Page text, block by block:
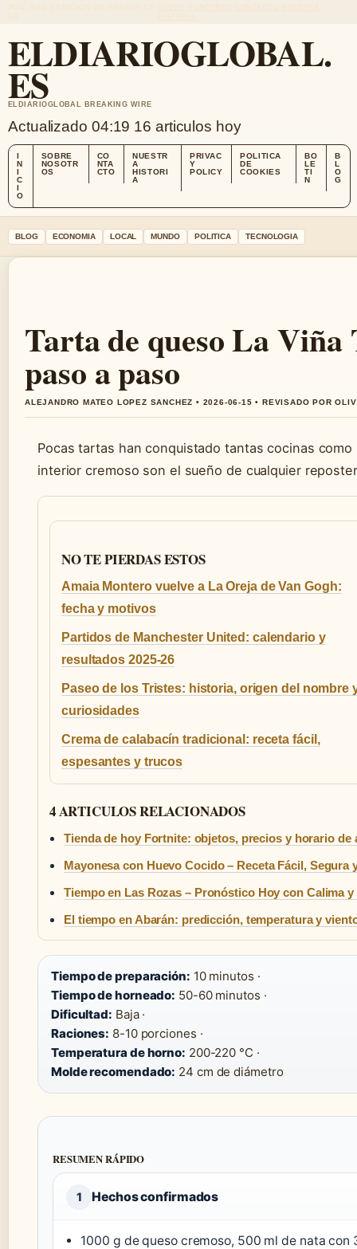
ELDIARIOGLOBAL.
ES
ELDIARIOGLOBAL BREAKING WIRE
Actualizado 04:19 16 articulos hoy
I
N
I
C
I
O
SOBRE
NOSOTR
OS
CO
NTA
CTO
NUESTR
A
HISTORI
A
PRIVAC
Y
POLICY
POLITICA
DE
COOKIES
BO
LE
TI
N
B
L
O
G
BLOG ECONOMIA LOCAL MUNDO POLITICA TECNOLOGIA
Tarta de queso La
paso a paso
ALEJANDRO MATEO LOPEZ SANCHEZ • 2026-06-15 • REVISADO POR
Pocas tartas han conquistado tantas cocinas
interior cremoso son el sueño de cualquier
NO TE PIERDAS ESTOS
Amaia Montero vuelve a La Oreja de Van Gogh:
fecha y motivos
Partidos de Manchester United: calendario y
resultados 2025-26
Paseo de los Tristes: historia, origen del nombre
curiosidades
Crema de calabacín tradicional: receta fácil,
espesantes y trucos
4 ARTICULOS RELACIONADOS
Tienda de hoy Fortnite: objetos, precios y horario de
Mayonesa con Huevo Cocido – Receta Fácil, Segura
Tiempo en Las Rozas – Pronóstico Hoy con Calima y
El tiempo en Abarán: predicción, temperatura y
Tiempo de preparación: 10 minutos ·
Tiempo de horneado: 50-60 minutos ·
Dificultad: Baja ·
Raciones: 8-10 porciones ·
Temperatura de horno: 200-220 °C ·
Molde recomendado: 24 cm de diámetro
RESUMEN RÁPIDO
1 Hechos confirmados
1000 g de queso cremoso, 500 ml de nata con